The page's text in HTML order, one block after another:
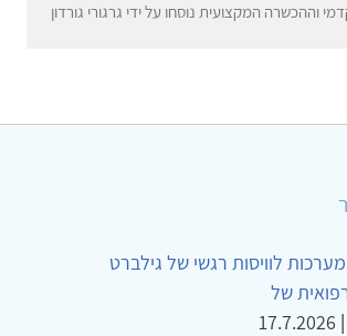
וההכשרה המקצועית נוסחו על ידי גרגורי גורדון
לוויסות רגשי של גילברט
של
|
17.7.2026